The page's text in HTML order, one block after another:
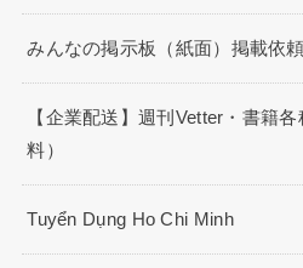
みんなの掲示板（紙面）掲載依頼
【企業配送】週刊Vetter・書籍
料）
Tuyển Dụng Ho Chi Minh